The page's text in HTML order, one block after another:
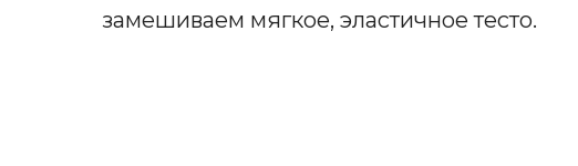
замешиваем мягкое, эластичное тесто.